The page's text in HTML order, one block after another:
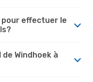
pour effectuer le
Windhoek à